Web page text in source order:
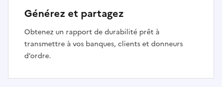
Générez et partagez
Obtenez un rapport de durabilité prêt à
transmettre à vos banques, clients et donneurs
d’ordre.